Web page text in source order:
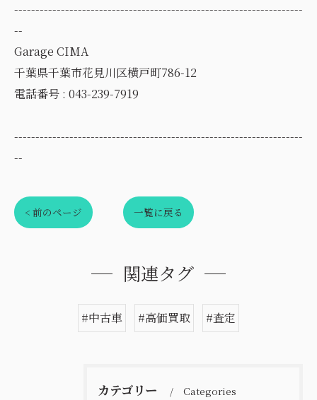
--------------------------------------------------------------------
--
Garage CIMA
千葉県千葉市花見川区横戸町786-12
電話番号 : 043-239-7919
--------------------------------------------------------------------
--
< 前のページ 一覧に戻る
関連タグ
#中古車 #高価買取 #査定
カテゴリー Categories